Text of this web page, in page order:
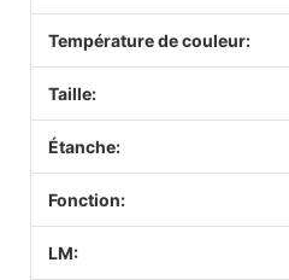
Température de couleur:
Taille:
Étanche:
Fonction:
LM: